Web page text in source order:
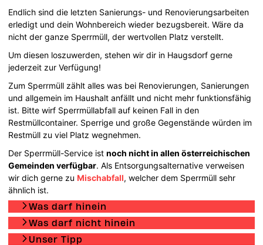
Endlich sind die letzten Sanierungs- und Renovierungsarbeiten
erledigt und dein Wohnbereich wieder bezugsbereit. Wäre da
nicht der ganze Sperrmüll, der wertvollen Platz verstellt.
Um diesen loszuwerden, stehen wir dir in Haugsdorf gerne
jederzeit zur Verfügung!
Zum Sperrmüll zählt alles was bei Renovierungen, Sanierungen
und allgemein im Haushalt anfällt und nicht mehr funktionsfähig
ist. Bitte wirf Sperrmüllabfall auf keinen Fall in den
Restmüllcontainer. Sperrige und große Gegenstände würden im
Restmüll zu viel Platz wegnehmen.
Der Sperrmüll-Service istnoch nicht in allen österreichischen
Gemeinden verfügbar. Als Entsorgungsalternative verweisen
wir dich gerne zu Mischabfall, welcher dem Sperrmüll sehr
ähnlich ist.
Was darf hinein
Was darf nicht hinein
Unser Tipp